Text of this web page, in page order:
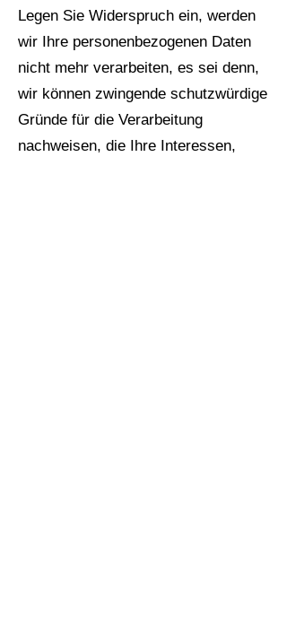
Legen Sie Widerspruch ein, werden
wir Ihre personenbezogenen Daten
nicht mehr verarbeiten, es sei denn,
wir können zwingende schutzwürdige
Gründe für die Verarbeitung
nachweisen, die Ihre Interessen,